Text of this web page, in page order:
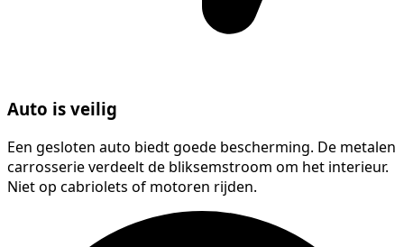
Auto is veilig
Een gesloten auto biedt goede bescherming. De metalen
carrosserie verdeelt de bliksemstroom om het interieur.
Niet op cabriolets of motoren rijden.